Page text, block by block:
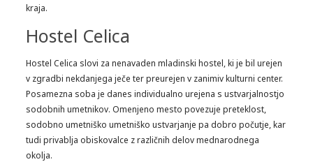
kraja.
Hostel Celica
Hostel Celica slovi za nenavaden mladinski hostel, ki je bil urejen
v zgradbi nekdanjega ječe ter preurejen v zanimiv kulturni center.
Posamezna soba je danes individualno urejena s ustvarjalnostjo
sodobnih umetnikov. Omenjeno mesto povezuje preteklost,
sodobno umetniško umetniško ustvarjanje pa dobro počutje, kar
tudi privablja obiskovalce z različnih delov mednarodnega
okolja.